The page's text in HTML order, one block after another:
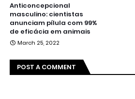
Anticoncepcional
masculino: cientistas
anunciam pílula com 99%
de eficácia em animais
March 25, 2022
POST A COMMENT